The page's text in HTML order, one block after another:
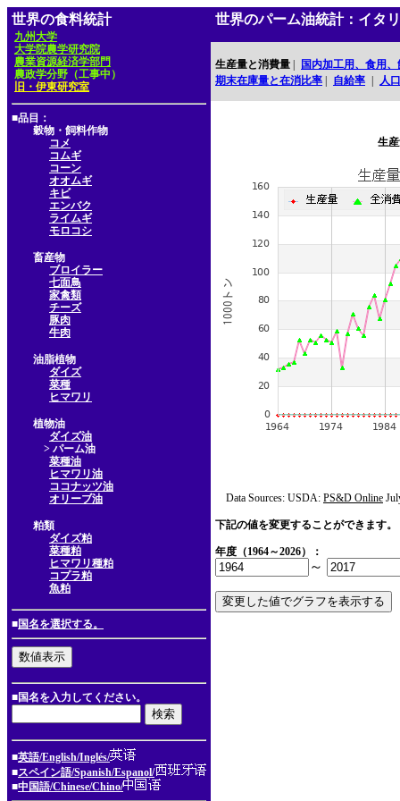
世界の食料統計
九州大学
大学院農学研究院
農業資源経済学部門
農政学分野（工事中）
旧・伊東研究室
■品目：
穀物・飼料作物
コメ
コムギ
コーン
オオムギ
キビ
エンバク
ライムギ
モロコシ
畜産物
ブロイラー
七面鳥
家禽類
チーズ
豚肉
牛肉
油脂植物
ダイズ
菜種
ヒマワリ
植物油
ダイズ油
> パーム油
菜種油
ヒマワリ油
ココナッツ油
オリーブ油
粕類
ダイズ粕
菜種粕
ヒマワリ種粕
コプラ粕
魚粕
■国名を選択する。
■国名を入力してください。
■英語/English/Inglés/
■スペイン語/Spanish/Espanol/
■中国語/Chinese/Chino/
世界のパーム油統計：イタ
生産量と消費量
国内加工用、食用
期末在庫量と在消比率
自給率 人口
生
Data Sources: USDA: PS&D Online
下記の値を変更することができます。
年度（1964～2026）：
～